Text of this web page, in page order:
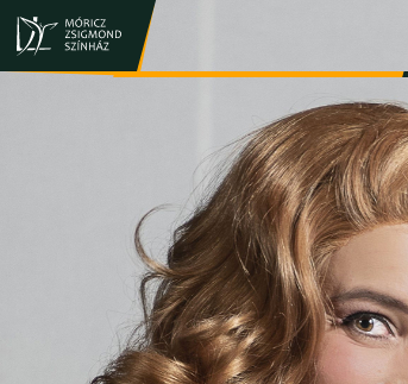
JEGY- ÉS BÉRLETVÁSÁRLÁS